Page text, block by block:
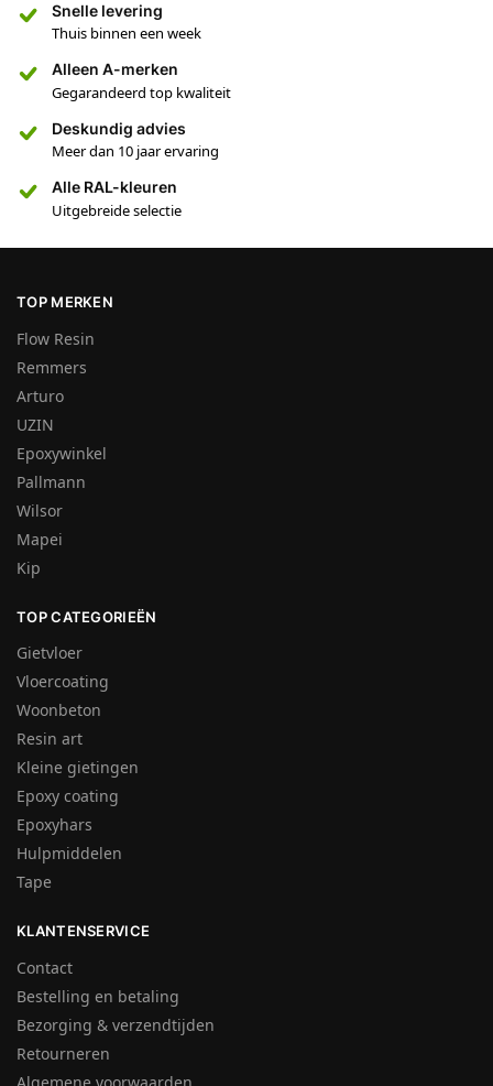
Snelle levering
Thuis binnen een week
Alleen A-merken
Gegarandeerd top kwaliteit
Deskundig advies
Meer dan 10 jaar ervaring
Alle RAL-kleuren
Uitgebreide selectie
TOP MERKEN
Flow Resin
Remmers
Arturo
UZIN
Epoxywinkel
Pallmann
Wilsor
Mapei
Kip
TOP CATEGORIEËN
Gietvloer
Vloercoating
Woonbeton
Resin art
Kleine gietingen
Epoxy coating
Epoxyhars
Hulpmiddelen
Tape
KLANTENSERVICE
Contact
Bestelling en betaling
Bezorging & verzendtijden
Retourneren
Algemene voorwaarden